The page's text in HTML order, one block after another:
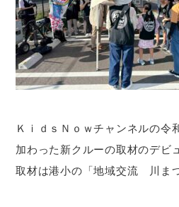
ＫｉｄｓＮｏｗチャンネルの令
加わった新クルーの取材のデビ
取材は港小の「地域交流 川ま